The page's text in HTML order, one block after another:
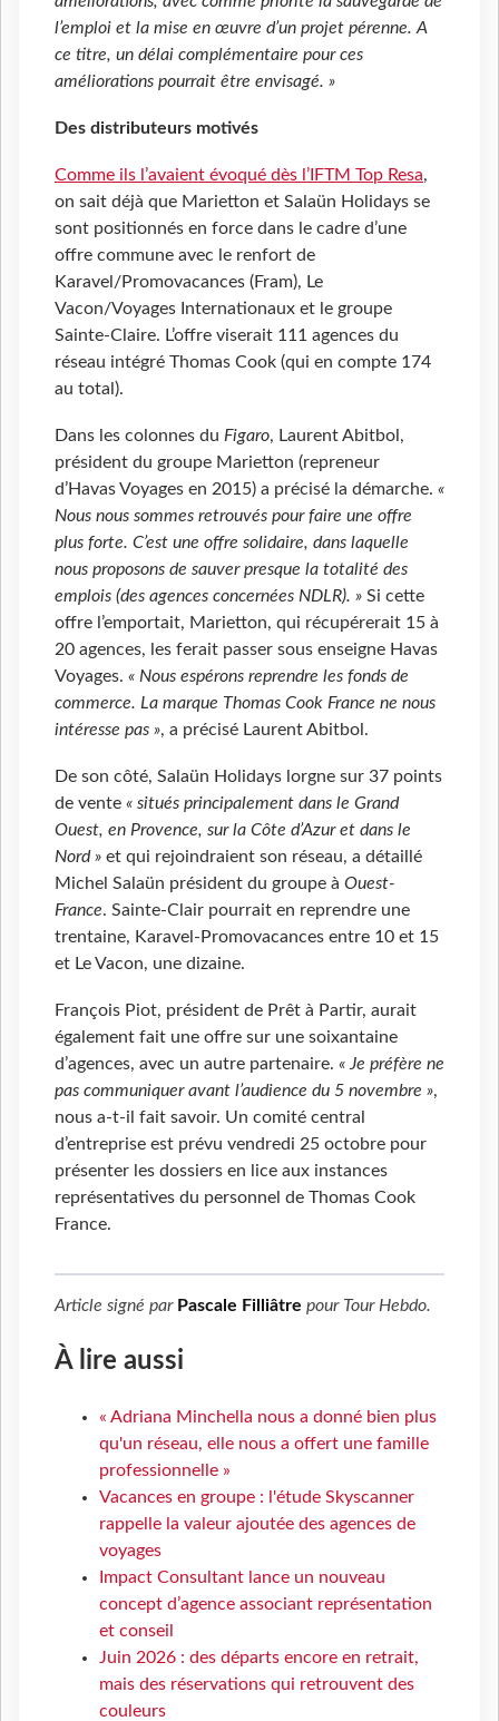
l’emploi et la mise en œuvre d’un projet pérenne. A
ce titre, un délai complémentaire pour ces
améliorations pourrait être envisagé. »
Des distributeurs motivés
Comme ils l’avaient évoqué dès l’IFTM Top Resa,
on sait déjà que Marietton et Salaün Holidays se
sont positionnés en force dans le cadre d’une
offre commune avec le renfort de
Karavel/Promovacances (Fram), Le
Vacon/Voyages Internationaux et le groupe
Sainte-Claire. L’offre viserait 111 agences du
réseau intégré Thomas Cook (qui en compte 174
au total).
Dans les colonnes du Figaro, Laurent Abitbol,
président du groupe Marietton (repreneur
d’Havas Voyages en 2015) a précisé la démarche. «
Nous nous sommes retrouvés pour faire une offre
plus forte. C’est une offre solidaire, dans laquelle
nous proposons de sauver presque la totalité des
emplois (des agences concernées NDLR). » Si cette
offre l’emportait, Marietton, qui récupérerait 15 à
20 agences, les ferait passer sous enseigne Havas
Voyages. « Nous espérons reprendre les fonds de
commerce. La marque Thomas Cook France ne nous
intéresse pas », a précisé Laurent Abitbol.
De son côté, Salaün Holidays lorgne sur 37 points
de vente « situés principalement dans le Grand
Ouest, en Provence, sur la Côte d’Azur et dans le
Nord » et qui rejoindraient son réseau, a détaillé
Michel Salaün président du groupe à Ouest-
France. Sainte-Clair pourrait en reprendre une
trentaine, Karavel-Promovacances entre 10 et 15
et Le Vacon, une dizaine.
François Piot, président de Prêt à Partir, aurait
également fait une offre sur une soixantaine
d’agences, avec un autre partenaire. « Je préfère ne
pas communiquer avant l’audience du 5 novembre »,
nous a-t-il fait savoir. Un comité central
d’entreprise est prévu vendredi 25 octobre pour
présenter les dossiers en lice aux instances
représentatives du personnel de Thomas Cook
France.
Article signé par Pascale Filliâtre pour Tour Hebdo.
À lire aussi
« Adriana Minchella nous a donné bien plus
qu'un réseau, elle nous a offert une famille
professionnelle »
Vacances en groupe : l'étude Skyscanner
rappelle la valeur ajoutée des agences de
voyages
Impact Consultant lance un nouveau
concept d’agence associant représentation
et conseil
Juin 2026 : des départs encore en retrait,
mais des réservations qui retrouvent des
couleurs